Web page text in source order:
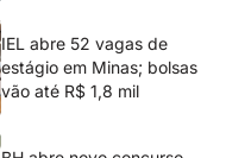
IEL abre 52 vagas de
estágio em Minas; bolsas
vão até R$ 1,8 mil